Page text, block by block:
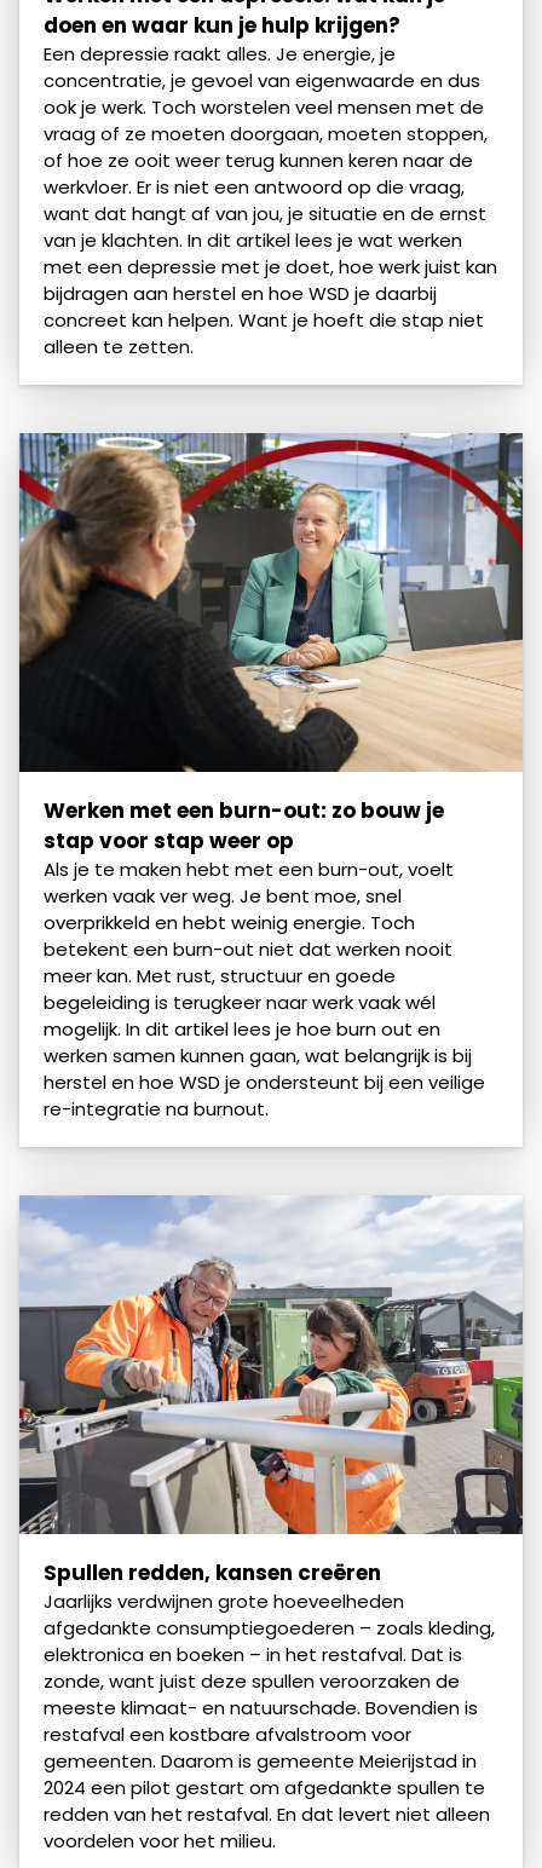
doen en waar kun je hulp krijgen?
Een depressie raakt alles. Je energie, je
concentratie, je gevoel van eigenwaarde en dus
ook je werk. Toch worstelen veel mensen met de
vraag of ze moeten doorgaan, moeten stoppen,
of hoe ze ooit weer terug kunnen keren naar de
werkvloer. Er is niet een antwoord op die vraag,
want dat hangt af van jou, je situatie en de ernst
van je klachten. In dit artikel lees je wat werken
met een depressie met je doet, hoe werk juist kan
bijdragen aan herstel en hoe WSD je daarbij
concreet kan helpen. Want je hoeft die stap niet
alleen te zetten.
Werken met een burn-out: zo bouw je
stap voor stap weer op
Als je te maken hebt met een burn-out, voelt
werken vaak ver weg. Je bent moe, snel
overprikkeld en hebt weinig energie. Toch
betekent een burn-out niet dat werken nooit
meer kan. Met rust, structuur en goede
begeleiding is terugkeer naar werk vaak wél
mogelijk. In dit artikel lees je hoe burn out en
werken samen kunnen gaan, wat belangrijk is bij
herstel en hoe WSD je ondersteunt bij een veilige
re-integratie na burnout.
Spullen redden, kansen creëren
Jaarlijks verdwijnen grote hoeveelheden
afgedankte consumptiegoederen – zoals kleding,
elektronica en boeken – in het restafval. Dat is
zonde, want juist deze spullen veroorzaken de
meeste klimaat- en natuurschade. Bovendien is
restafval een kostbare afvalstroom voor
gemeenten. Daarom is gemeente Meierijstad in
2024 een pilot gestart om afgedankte spullen te
redden van het restafval. En dat levert niet alleen
voordelen voor het milieu.